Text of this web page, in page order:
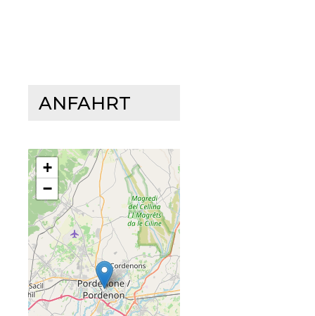
ANFAHRT
+
−